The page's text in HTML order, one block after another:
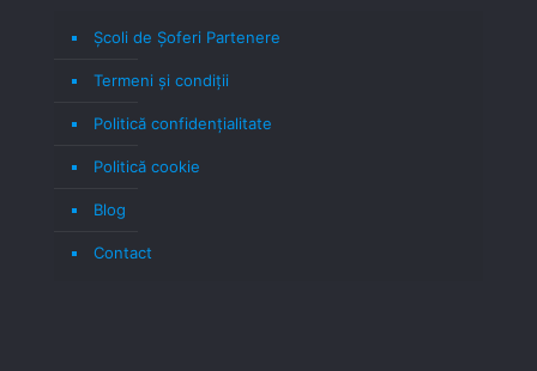
Școli de Șoferi Partenere
Termeni şi condiţii
Politică confidenţialitate
Politică cookie
Blog
Contact